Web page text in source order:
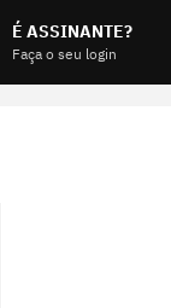
É ASSINANTE?
Faça o seu login